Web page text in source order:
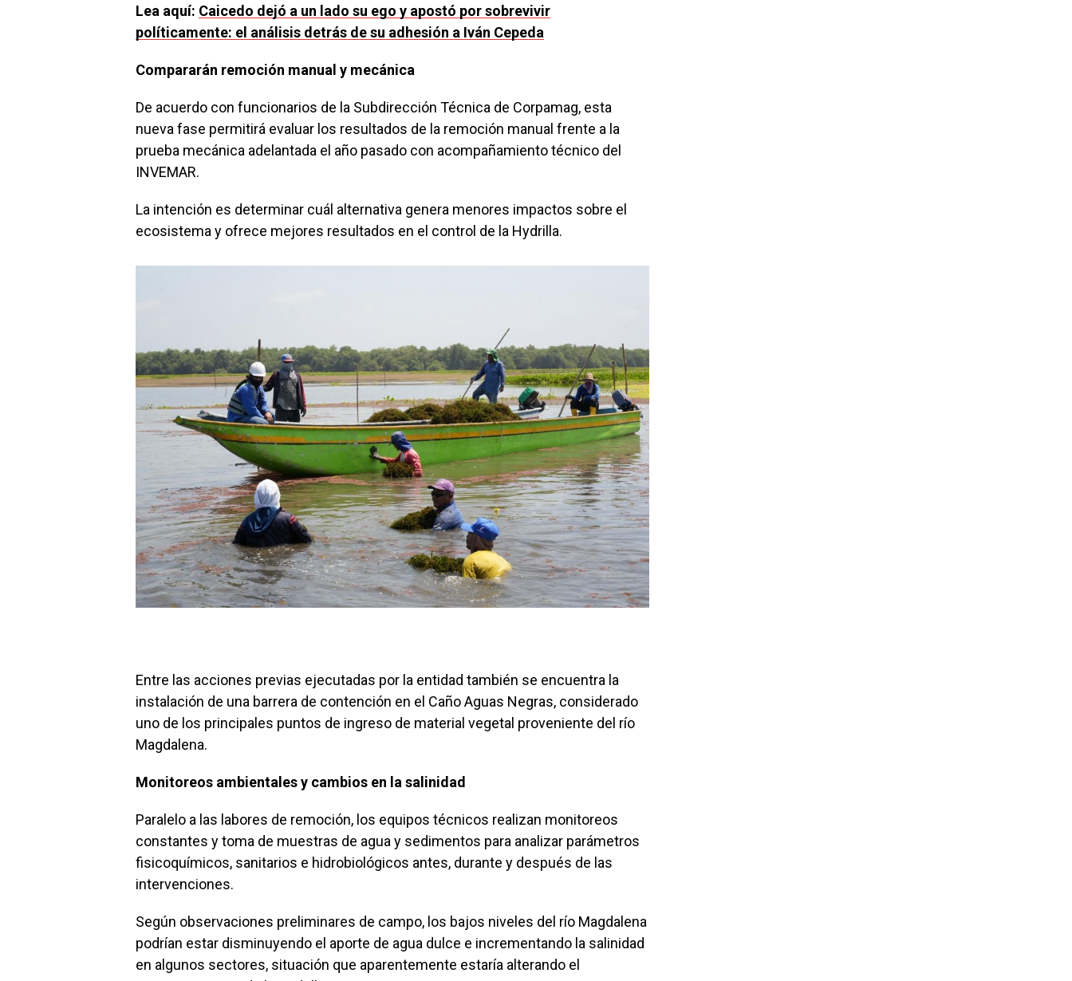
Lea aquí: Caicedo dejó a un lado su ego y apostó por sobrevivir
políticamente: el análisis detrás de su adhesión a Iván Cepeda
Compararán remoción manual y mecánica
De acuerdo con funcionarios de la Subdirección Técnica de Corpamag, esta
nueva fase permitirá evaluar los resultados de la remoción manual frente a la
prueba mecánica adelantada el año pasado con acompañamiento técnico del
INVEMAR.
La intención es determinar cuál alternativa genera menores impactos sobre el
ecosistema y ofrece mejores resultados en el control de la Hydrilla.
Entre las acciones previas ejecutadas por la entidad también se encuentra la
instalación de una barrera de contención en el Caño Aguas Negras, considerado
uno de los principales puntos de ingreso de material vegetal proveniente del río
Magdalena.
Monitoreos ambientales y cambios en la salinidad
Paralelo a las labores de remoción, los equipos técnicos realizan monitoreos
constantes y toma de muestras de agua y sedimentos para analizar parámetros
fisicoquímicos, sanitarios e hidrobiológicos antes, durante y después de las
intervenciones.
Según observaciones preliminares de campo, los bajos niveles del río Magdalena
podrían estar disminuyendo el aporte de agua dulce e incrementando la salinidad
en algunos sectores, situación que aparentemente estaría alterando el